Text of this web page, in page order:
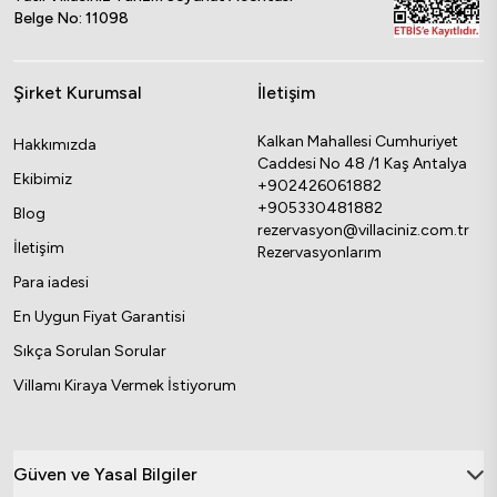
Belge No: 11098
Şirket Kurumsal
Hakkımızda
Ekibimiz
Blog
İletişim
Para iadesi
En Uygun Fiyat Garantisi
Sıkça Sorulan Sorular
Villamı Kiraya Vermek İstiyorum
İletişim
Kalkan Mahallesi Cumhuriyet
Caddesi No 48 /1 Kaş Antalya
+902426061882
+905330481882
rezervasyon@villaciniz.com.tr
Rezervasyonlarım
Güven ve Yasal Bilgiler